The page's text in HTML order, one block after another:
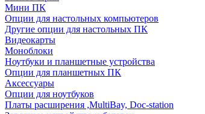
Мини ПК
Опции для настольных компьютеров
Другие опции для настольных ПК
Видеокарты
Моноблоки
Ноутбуки и планшетные устройства
Опции для планшетных ПК
Аксессуары
Опции для ноутбуков
Платы расширения ,MultiBay, Doc-station